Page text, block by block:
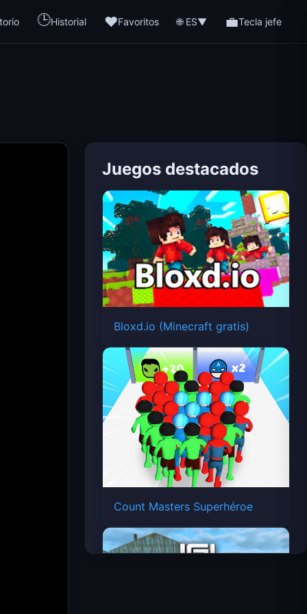
🕒Historial ❤️Favoritos 🌐 ES▼ 💼Tecla jefe
Juegos destacados
Bloxd.io (Minecraft gratis)
Count Masters Superhéroe